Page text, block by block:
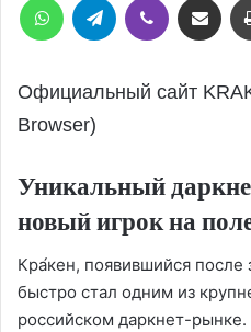
Официальный сайт
Browser)
Уникальный
новый игрок на
Кра́кен, появившийся после
быстро стал одним из
российском даркнет-